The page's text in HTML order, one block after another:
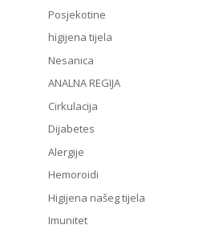
Posjekotine
higijena tijela
Nesanica
ANALNA REGIJA
Cirkulacija
Dijabetes
Alergije
Hemoroidi
Higijena našeg tijela
Imunitet